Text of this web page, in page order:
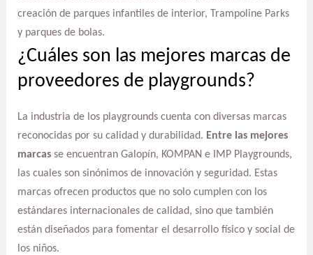
creación de parques infantiles de interior, Trampoline Parks
y parques de bolas.
¿Cuáles son las mejores marcas de
proveedores de playgrounds?
La industria de los playgrounds cuenta con diversas marcas
reconocidas por su calidad y durabilidad. Entre las mejores
marcasse encuentran Galopín, KOMPAN e IMP Playgrounds,
las cuales son sinónimos de innovación y seguridad. Estas
marcas ofrecen productos que no solo cumplen con los
estándares internacionales de calidad, sino que también
están diseñados para fomentar el desarrollo físico y social de
los niños.